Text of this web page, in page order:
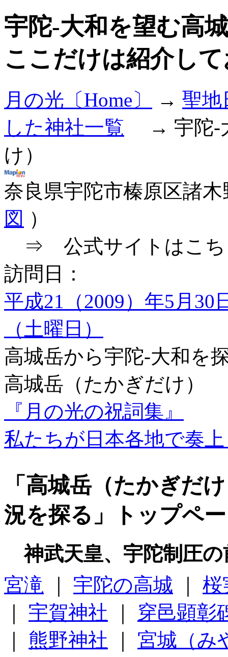
宇陀-大和を望む高
ここだけは紹介し
月の光〔Home〕 → 聖地
した神社一覧 → 宇陀-
け）
奈良県宇陀市榛原区諸
図 ）
⇒ 公式サイトはこち
訪問日：
平成21（2009）年5月30
（土曜日）
高城岳から宇陀-大和を
高城岳（たかぎだけ）
『月の光の祝詞集』
私たちが日本各地で奏
「高城岳（たかぎだ
況を探る」トップペ
神武天皇、宇陀制圧の
宮滝
宇陀の高城
桜
宇賀神社
穿邑顕彰
熊野神社
宮城（み